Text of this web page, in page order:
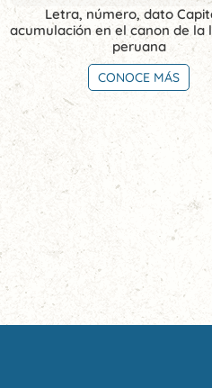
Letra, número, dato
acumulación en el canon de la
peruana
CONOCE MÁS